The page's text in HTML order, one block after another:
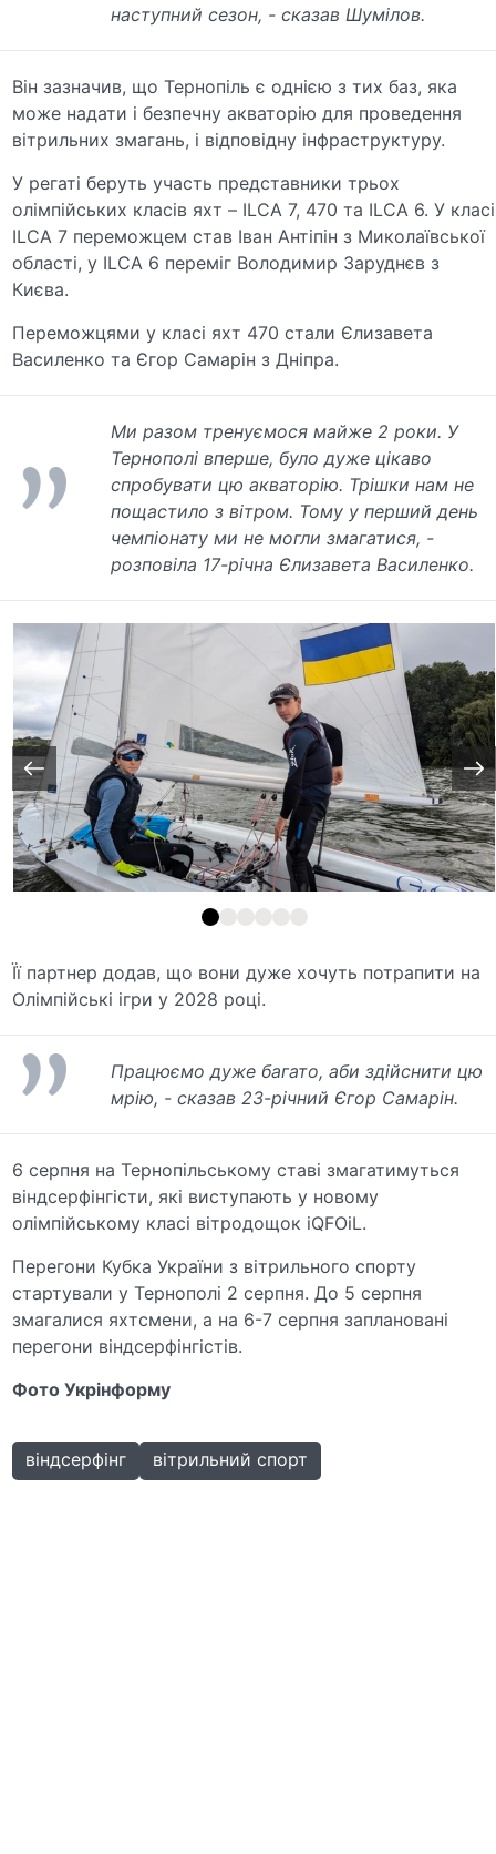
наступний сезон, - сказав Шумілов.
Він зазначив, що Тернопіль є однією з тих баз, яка
може надати і безпечну акваторію для проведення
вітрильних змагань, і відповідну інфраструктуру.
У регаті беруть участь представники трьох
олімпійських класів яхт – ILСA 7, 470 та ILСA 6. У класі
ILСA 7 переможцем став Іван Антіпін з Миколаївської
області, у ILСA 6 переміг Володимир Заруднєв з
Києва.
Переможцями у класі яхт 470 стали Єлизавета
Василенко та Єгор Самарін з Дніпра.
Ми разом тренуємося майже 2 роки. У
Тернополі вперше, було дуже цікаво
спробувати цю акваторію. Трішки нам не
пощастило з вітром. Тому у перший день
чемпіонату ми не могли змагатися, -
розповіла 17-річна Єлизавета Василенко.
Її партнер додав, що вони дуже хочуть потрапити на
Олімпійські ігри у 2028 році.
Працюємо дуже багато, аби здійснити цю
мрію, - сказав 23-річний Єгор Самарін.
6 серпня на Тернопільському ставі змагатимуться
віндсерфінгісти, які виступають у новому
олімпійському класі вітродощок iQFOiL.
Перегони Кубка України з вітрильного спорту
стартували у Тернополі 2 серпня. До 5 серпня
змагалися яхтсмени, а на 6-7 серпня заплановані
перегони віндсерфінгістів.
Фото Укрінформу
віндсерфінг вітрильний спорт